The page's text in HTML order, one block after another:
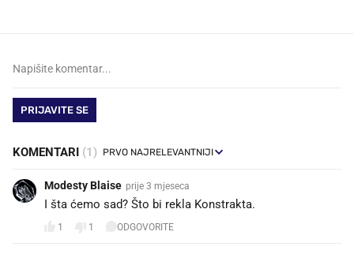
PRIJAVITE SE
KOMENTARI (1)
Modesty Blaise prije 3 mjeseca
I šta ćemo sad? Što bi rekla Konstrakta.
1 1 ODGOVORITE